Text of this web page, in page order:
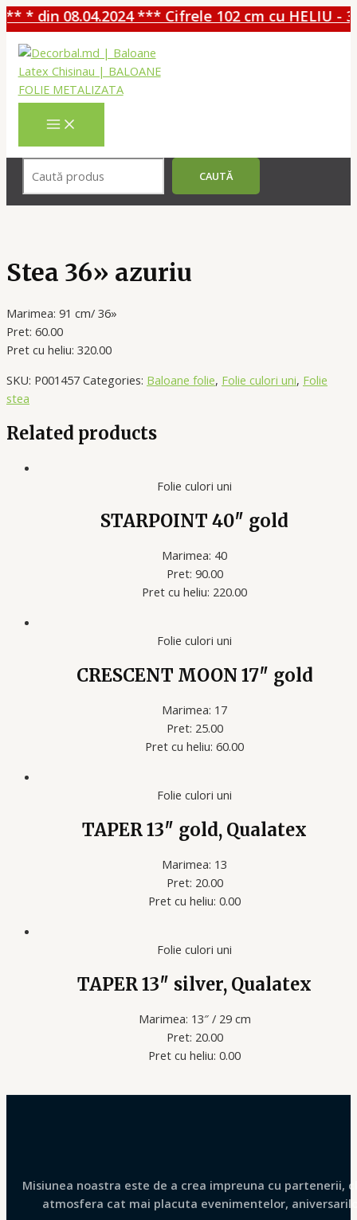
* din 08.04.2024 *** Cifrele 102 cm cu HELIU -
Перейти
содержимому
MAIN
MENU
CAUTĂ
Stea 36» azuriu
Marimea: 91 cm/ 36»
Pret: 60.00
Pret cu heliu: 320.00
SKU: P001457 Categories: Baloane folie, Folie culori uni, Folie
stea
Related products
Folie culori uni
STARPOINT 40″ gold
Marimea: 40
Pret: 90.00
Pret cu heliu: 220.00
Folie culori uni
CRESCENT MOON 17″ gold
Marimea: 17
Pret: 25.00
Pret cu heliu: 60.00
Folie culori uni
TAPER 13″ gold, Qualatex
Marimea: 13
Pret: 20.00
Pret cu heliu: 0.00
Folie culori uni
TAPER 13″ silver, Qualatex
Marimea: 13″ / 29 cm
Pret: 20.00
Pret cu heliu: 0.00
Misiunea noastra este de a crea impreuna cu partenerii,
atmosfera cat mai placuta evenimentelor,